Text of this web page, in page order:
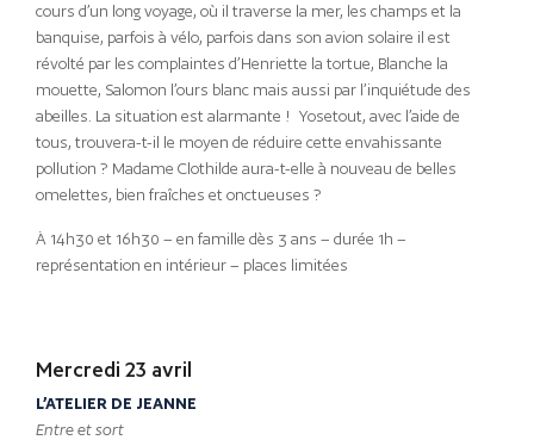
cours d’un long voyage, où il traverse la mer, les champs et la
banquise, parfois à vélo, parfois dans son avion solaire il est
révolté par les complaintes d’Henriette la tortue, Blanche la
mouette, Salomon l’ours blanc mais aussi par l’inquiétude des
abeilles. La situation est alarmante ! Yosetout, avec l’aide de
tous, trouvera-t-il le moyen de réduire cette envahissante
pollution ? Madame Clothilde aura-t-elle à nouveau de belles
omelettes, bien fraîches et onctueuses ?
À 14h30 et 16h30 – en famille dès 3 ans – durée 1h –
représentation en intérieur – places limitées
Mercredi 23 avril
L’ATELIER DE JEANNE
Entre et sort